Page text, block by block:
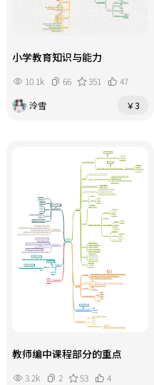
小学教育知识与能力
10.1k 66 351
47
泠雪
￥3
教师编中课程部分的重点
3.2k 2 53
4